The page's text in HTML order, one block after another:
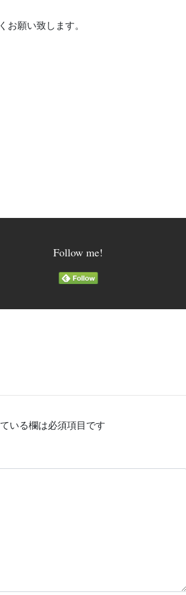
お願い致します。
Follow me!
いる欄は必須項目です